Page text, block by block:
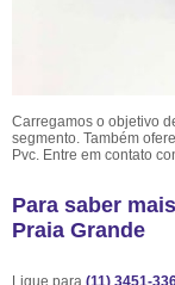
Carregamos o objetivo
segmento. Também
Pvc. Entre em contato
Para saber
Praia Grande
Ligue para (11) 3451-